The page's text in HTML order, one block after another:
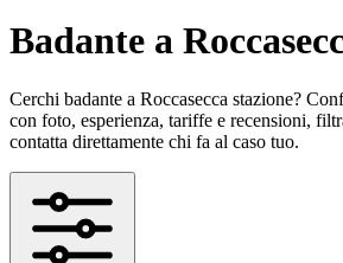
Badante a
Cerchi badante a Roccasecca stazione?
con foto, esperienza, tariffe e recensioni,
contatta direttamente chi fa al caso tuo.